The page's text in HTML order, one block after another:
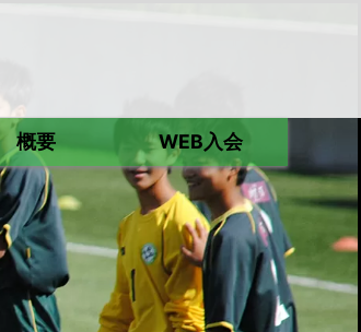
概要 WEB入会